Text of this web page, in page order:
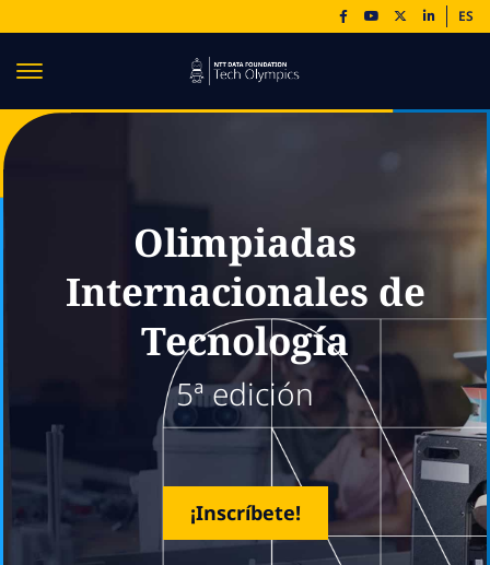
ES
Olimpiadas
Internacionales de
Tecnología
5ª edición
¡Inscríbete!